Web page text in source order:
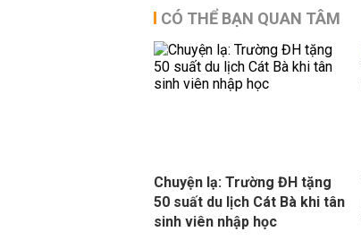
CÓ THỂ BẠN QUAN TÂM
Chuyện lạ: Trường ĐH tặng
50 suất du lịch Cát Bà khi tân
sinh viên nhập học